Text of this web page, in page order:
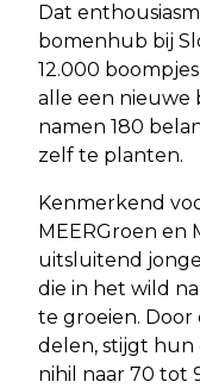
Dat
bomenhub bij
12.000
alle een nieuwe
namen 180
zelf te planten.
Kenmerkend
MEERGroen en
uitsluitend
die in het wild
te groeien.
delen, stijgt hun
nihil naar 70 tot